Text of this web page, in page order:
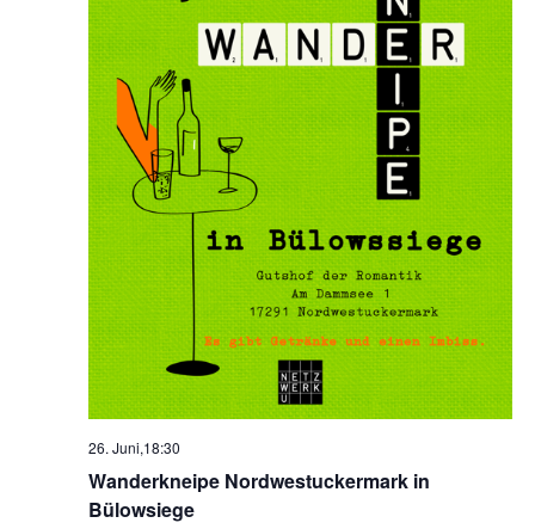
Wanderkneipe Nordwestuckermark in
Bülowsiege
26. Juni,18:30